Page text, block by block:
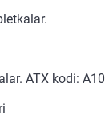
ATX kodi: